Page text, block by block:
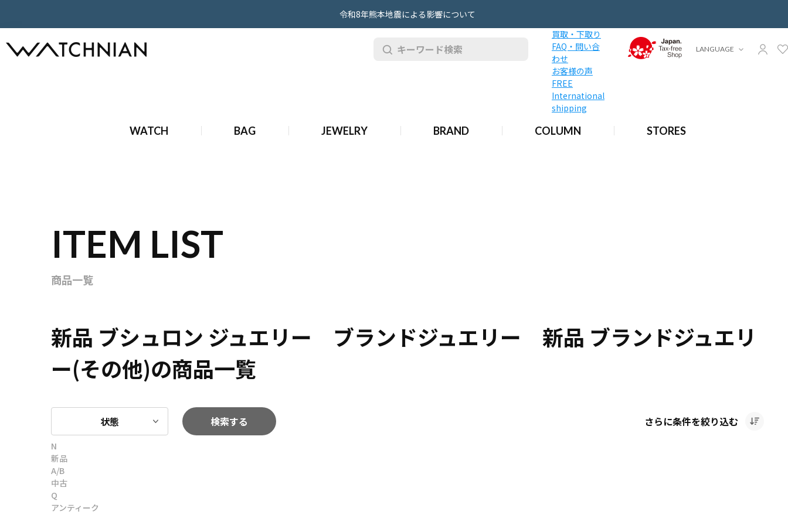
令和8年熊本地震による影響について
買取・下取り
FAQ・問い合
わせ
お客様の声
FREE
International
shipping
WATCH BAG JEWELRY BRAND COLUMN STORES
LANGUAGE
ITEM LIST
商品一覧
新品 ブシュロン ジュエリー ブランドジュエリー 新品 ブランドジュエリ
ー(その他)の商品一覧
状態 検索する さらに条件を絞り込む
N
新品
A/B
中古
Q
アンティーク